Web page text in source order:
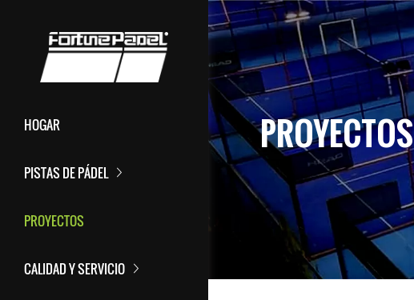
HOGAR
PISTAS DE PÁDEL
PROYECTOS
CALIDAD Y SERVICIO
PROYECTOS